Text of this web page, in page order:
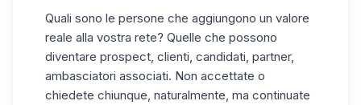
Quali sono le persone che aggiungono un valore
reale alla vostra rete? Quelle che possono
diventare prospect, clienti, candidati, partner,
ambasciatori associati. Non accettate o
chiedete chiunque, naturalmente, ma continuate